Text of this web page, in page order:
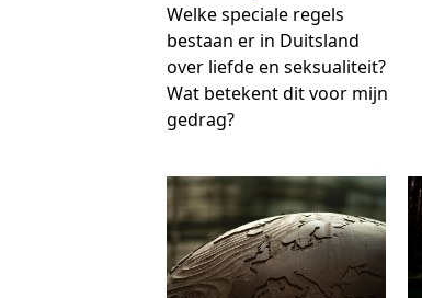
Welke speciale regels
bestaan er in Duitsland
over liefde en seksualiteit?
Wat betekent dit voor mijn
gedrag?